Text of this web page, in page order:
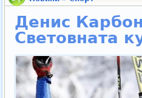
Денис
Световната